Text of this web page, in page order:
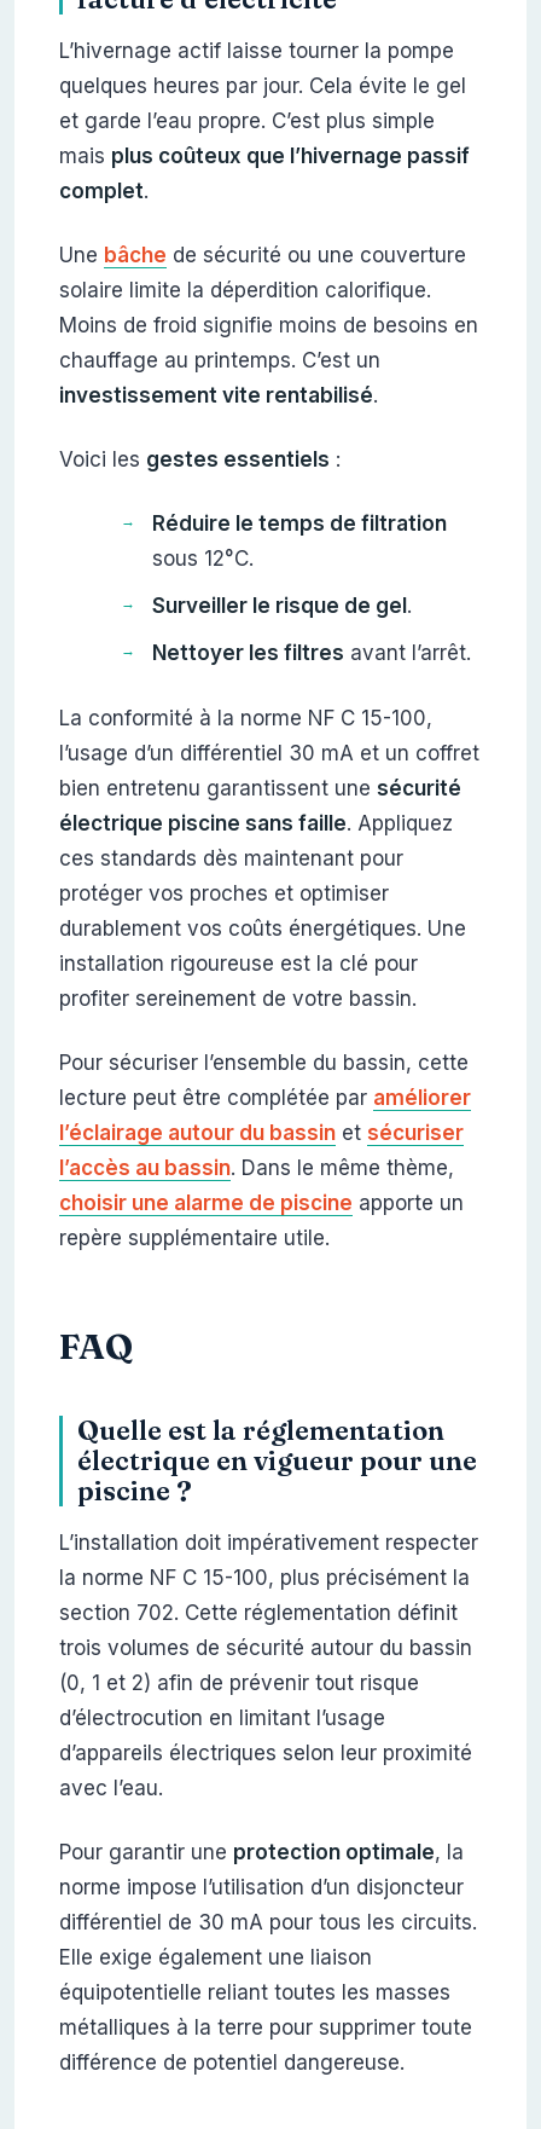
L’hivernage actif laisse tourner la pompe
quelques heures par jour. Cela évite le gel
et garde l’eau propre. C’est plus simple
mais plus coûteux que l’hivernage passif
complet.
Une bâche de sécurité ou une couverture
solaire limite la déperdition calorifique.
Moins de froid signifie moins de besoins en
chauffage au printemps. C’est un
investissement vite rentabilisé.
Voici les gestes essentiels :
Réduire le temps de filtration
sous 12°C.
Surveiller le risque de gel.
Nettoyer les filtres avant l’arrêt.
La conformité à la norme NF C 15-100,
l’usage d’un différentiel 30 mA et un coffret
bien entretenu garantissent une sécurité
électrique piscine sans faille. Appliquez
ces standards dès maintenant pour
protéger vos proches et optimiser
durablement vos coûts énergétiques. Une
installation rigoureuse est la clé pour
profiter sereinement de votre bassin.
Pour sécuriser l’ensemble du bassin, cette
lecture peut être complétée par améliorer
l’éclairage autour du bassinet sécuriser
l’accès au bassin. Dans le même thème,
choisir une alarme de piscine apporte un
repère supplémentaire utile.
FAQ
Quelle est la réglementation
électrique en vigueur pour une
piscine ?
L’installation doit impérativement respecter
la norme NF C 15-100, plus précisément la
section 702. Cette réglementation définit
trois volumes de sécurité autour du bassin
(0, 1 et 2) afin de prévenir tout risque
d’électrocution en limitant l’usage
d’appareils électriques selon leur proximité
avec l’eau.
Pour garantir une protection optimale, la
norme impose l’utilisation d’un disjoncteur
différentiel de 30 mA pour tous les circuits.
Elle exige également une liaison
équipotentielle reliant toutes les masses
métalliques à la terre pour supprimer toute
différence de potentiel dangereuse.